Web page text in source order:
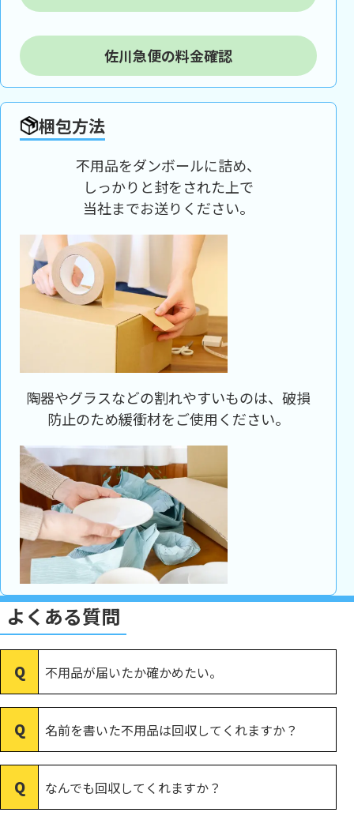
佐川急便の料金確認
梱包方法
不用品をダンボールに詰め、
しっかりと封をされた上で
当社までお送りください。
陶器やグラスなどの割れやすいものは、破損
防止のため緩衝材をご使用ください。
よくある質問
不用品が届いたか確かめたい。
名前を書いた不用品は回収してくれますか？
なんでも回収してくれますか？